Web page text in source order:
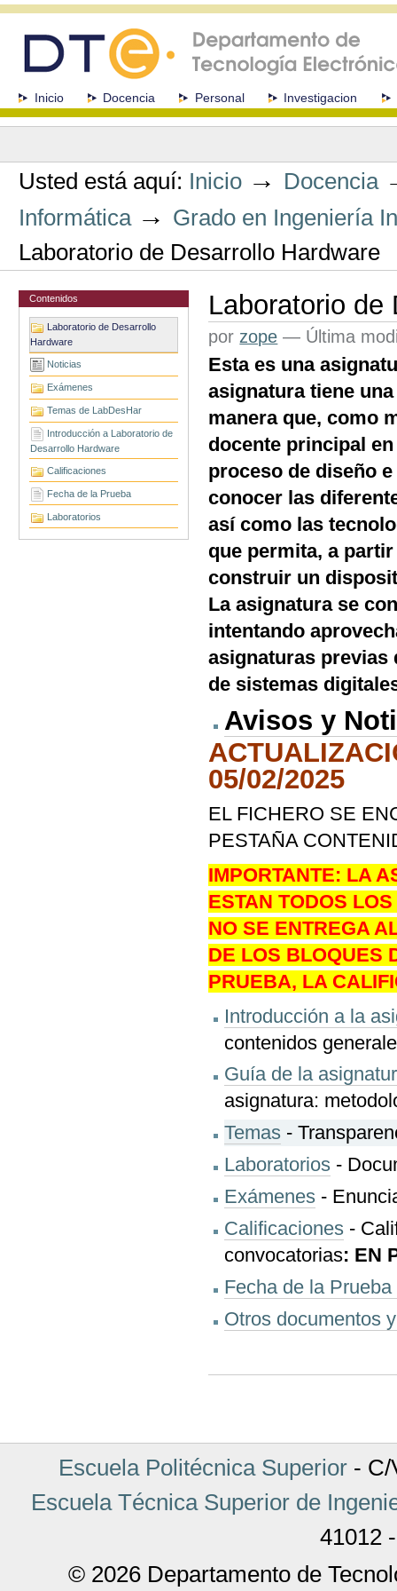
navegación
SeccionesInicio Docencia Personal Investigacion
Herramientas
Usted está aquí: Inicio → Docencia
Informática → Grado en Ingeniería
Laboratorio de Desarrollo Hardware
Contenidos
Laboratorio de Desarrollo
Hardware
Noticias
Exámenes
Temas de LabDesHar
Introducción a Laboratorio de
Desarrollo Hardware
Calificaciones
Fecha de la Prueba
Laboratorios
Laboratorio de
por zope — Última
Esta es una
asignatura tiene
manera que, como
docente principal
proceso de diseño
conocer las
así como las
que permita, a
construir un
La asignatura se
intentando
asignaturas previas
de sistemas
Avisos y
05/02/2025
EL FICHERO SE
PESTAÑA
IMPORTANTE: LA
ESTAN TODOS
NO SE ENTREGA
DE LOS BLOQUES
PRUEBA, LA
Introducción a la
contenidos
Guía de la
asignatura:
Temas-
Laboratorios-
Exámenes-
Calificaciones-
convocatorias: EN
Fecha de la Prueba
Otros documentos
Escuela Politécnica Superior- C/
Escuela Técnica Superior de
41012
© 2026 Departamento de